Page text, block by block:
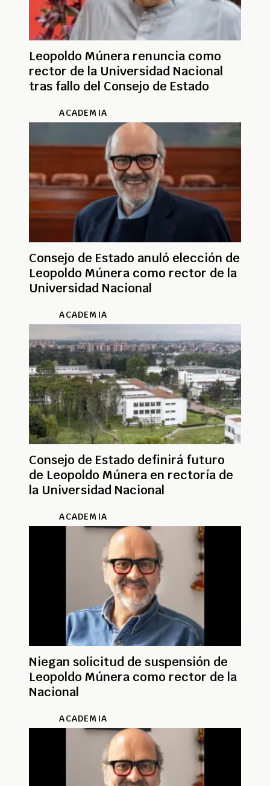
Leopoldo Múnera renuncia como
rector de la Universidad Nacional
tras fallo del Consejo de Estado
ACADEMIA
Consejo de Estado anuló elección de
Leopoldo Múnera como rector de la
Universidad Nacional
ACADEMIA
Consejo de Estado definirá futuro
de Leopoldo Múnera en rectoría de
la Universidad Nacional
ACADEMIA
Niegan solicitud de suspensión de
Leopoldo Múnera como rector de la
Nacional
ACADEMIA